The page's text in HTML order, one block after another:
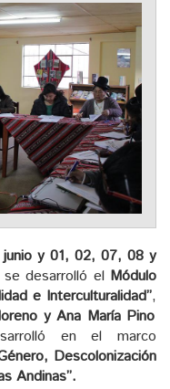
y 01, 02, 07, 08 y
desarrolló el Módulo
e Interculturalidad”,
y Ana María Pino
en el marco
Descolonización
Andinas”.